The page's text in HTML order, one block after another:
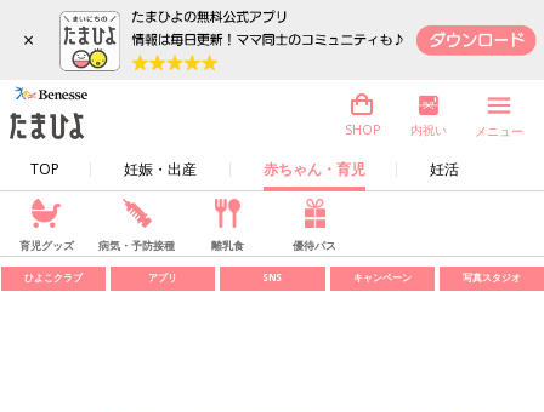
×
TOP 妊娠・出産 赤ちゃん・育児 妊活
SHOP 内祝い メニュー
育児グッズ 病気・予防接種 離乳食 優待パス
ひよこクラブ アプリ SNS キャンペーン 写真スタジオ